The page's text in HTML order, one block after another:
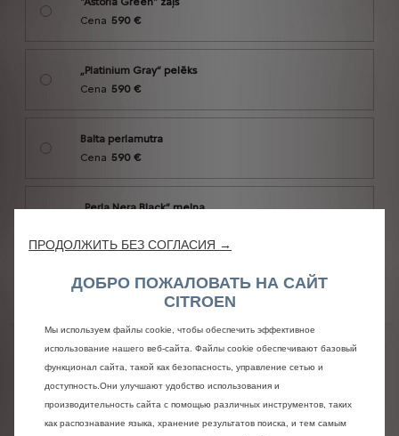
ПРОДОЛЖИТЬ БЕЗ СОГЛАСИЯ →
ДОБРО ПОЖАЛОВАТЬ НА САЙТ
CITROEN
Мы используем файлы cookie, чтобы обеспечить эффективное
использование нашего веб-сайта. Файлы cookie обеспечивают базовый
функционал сайта, такой как безопасность, управление сетью и
доступность.Они улучшают удобство использования и
производительность сайта с помощью различных инструментов, таких
как распознавание языка, хранение результатов поиска, и тем самым